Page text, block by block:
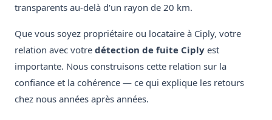
transparents au-delà d'un rayon de 20 km.
Que vous soyez propriétaire ou locataire à Ciply, votre
relation avec votre détection de fuite Ciply est
importante. Nous construisons cette relation sur la
confiance et la cohérence — ce qui explique les retours
chez nous années après années.